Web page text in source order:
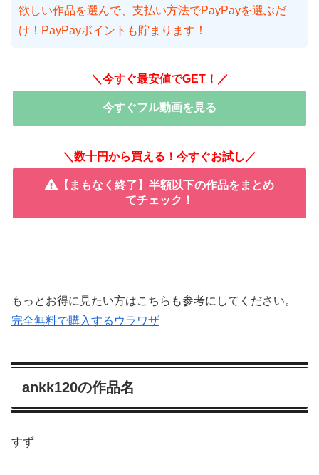
欲しい作品を選んで、支払い方法でPayPayを選ぶだ
け！PayPayポイントも貯まります！
＼今すぐ最安値でGET！／
今すぐフル動画を見る
＼数十円から買える！今すぐお試し／
【まもなく終了】半額以下の作品をまとめ
てチェック！
もっとお得に見たい方はこちらも参考にしてください。
完全無料で購入するウラワザ
ankk120の作品名
すず